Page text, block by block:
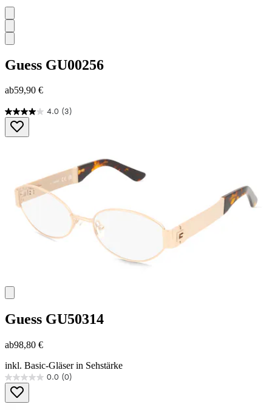
Guess GU00256
ab59,90 €
4.0 (3)
4.0
von
5
Bewertungen
Guess GU50314
ab98,80 €
inkl. Basic-Gläser in Sehstärke
0.0 (0)
0.0
von
5